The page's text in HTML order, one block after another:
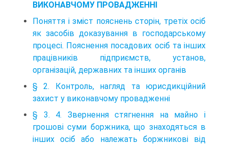
ВИКОНАВЧОМУ ПРОВАДЖЕННІ
Поняття і зміст пояснень сторін, третіх осіб
як засобів доказування в господарському
процесі. Пояснення посадових осіб та інших
працівників підприємств, установ,
організацій, державних та інших органів
§ 2. Контроль, нагляд та юрисдикційний
захист у виконавчому провадженні
§ 3. 4. Звернення стягнення на майно і
грошові суми боржника, що знаходяться в
інших осіб або належать боржникові від